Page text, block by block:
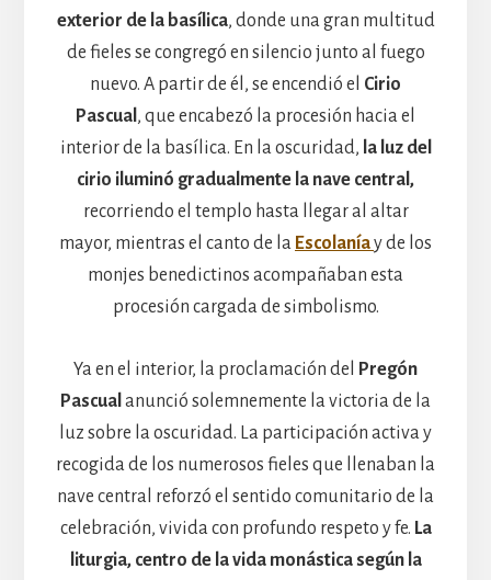
exterior de la basílica, donde una gran multitud
de fieles se congregó en silencio junto al fuego
nuevo. A partir de él, se encendió el Cirio
Pascual , que encabezó la procesión hacia el
interior de la basílica. En la oscuridad, la luz del
cirio iluminó gradualmente la nave central,
recorriendo el templo hasta llegar al altar
mayor, mientras el canto de la Escolaníay de los
monjes benedictinos acompañaban esta
procesión cargada de simbolismo.
Ya en el interior, la proclamación del
Pregón
Pascual anunció solemnemente la victoria de la
luz sobre la oscuridad. La participación activa y
recogida de los numerosos fieles que llenaban la
nave central reforzó el sentido comunitario de la
celebración, vivida con profundo respeto y fe. La
liturgia, centro de la vida monástica según la